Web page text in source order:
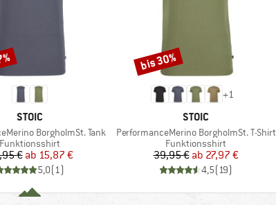
MARKE
STOIC
BorgholmSt. Tank
Produktgruppe
Funktionsshirt
Preis
€ reduzierter Preis
ab 15,87 €
5,0(1)
+1
MARKE
STOIC
Artikel
PerformanceMerino BorgholmSt. T-Shirt
Produktgruppe
Funktionsshirt
Preis
39,95 € reduzierter Preis
ab 27,97 €
4,5(19)
Rabatt
bis 30%